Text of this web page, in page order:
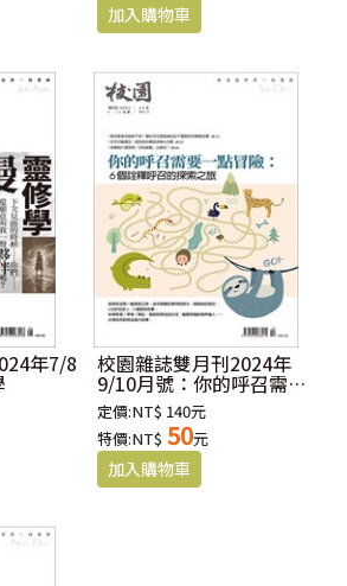
年7/8 校園雜誌雙月刊2024年
9/10月號：你的呼召需要
一點冒險：6個詮釋呼召的
探索之旅
定價:NT$ 140元
特價:NT$ 50元